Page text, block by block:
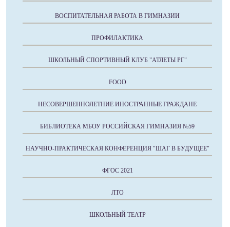
ВОСПИТАТЕЛЬНАЯ РАБОТА В ГИМНАЗИИ
ПРОФИЛАКТИКА
ШКОЛЬНЫЙ СПОРТИВНЫЙ КЛУБ "АТЛЕТЫ РГ"
FOOD
НЕСОВЕРШЕННОЛЕТНИЕ ИНОСТРАННЫЕ ГРАЖДАНЕ
БИБЛИОТЕКА МБОУ РОССИЙСКАЯ ГИМНАЗИЯ №59
НАУЧНО-ПРАКТИЧЕСКАЯ КОНФЕРЕНЦИЯ "ШАГ В БУДУЩЕЕ"
ФГОС 2021
ЛТО
ШКОЛЬНЫЙ ТЕАТР